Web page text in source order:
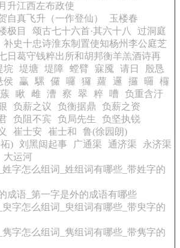
升江西左布政使
自真飞升（一作登仙）
玉楼春
极目
颂古七十六首·其六十八
过洞庭
补史十忠诗淮东制置使知杨州李公庭芝
日葛守钱粹出所和胡邦衡羊羔酒诗再
垸 堤塘 堤障 螳臂 寐魇 请日
殷恳
侯 臝 騾 儸 囉 玀 蘿 邏 攞 曪
欏
蔟 瞅 雌 漕 察 翠 粹 嘈
负重含汙
负薪之议 负衡据鼎
负薪之资
负阻不宾 负局先生
负坚执锐
崔士安 崔士和
鲁(徐园朗)
) 刘黑闼起事 广通渠 通济渠
永济渠
大运河
姓字怎么组词_姓组词有哪些_带姓字的
成语_第一字是外的成语有哪些
臾字怎么组词_臾组词有哪些_带臾字的
隽字怎么组词_隽组词有哪些_带隽字的